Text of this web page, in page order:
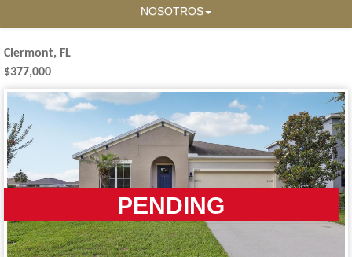
NOSOTROS
Clermont, FL
$377,000
PENDING